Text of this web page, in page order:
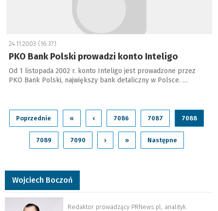
24.11.2003 (16:37)
PKO Bank Polski prowadzi konto Inteligo
Od 1 listopada 2002 r. konto Inteligo jest prowadzone przez
PKO Bank Polski, największy bank detaliczny w Polsce. …
Poprzednie « ‹ 7086 7087 7088
7089 7090 › » Następne
Wojciech Boczoń
Redaktor prowadzący PRNews.pl, analityk